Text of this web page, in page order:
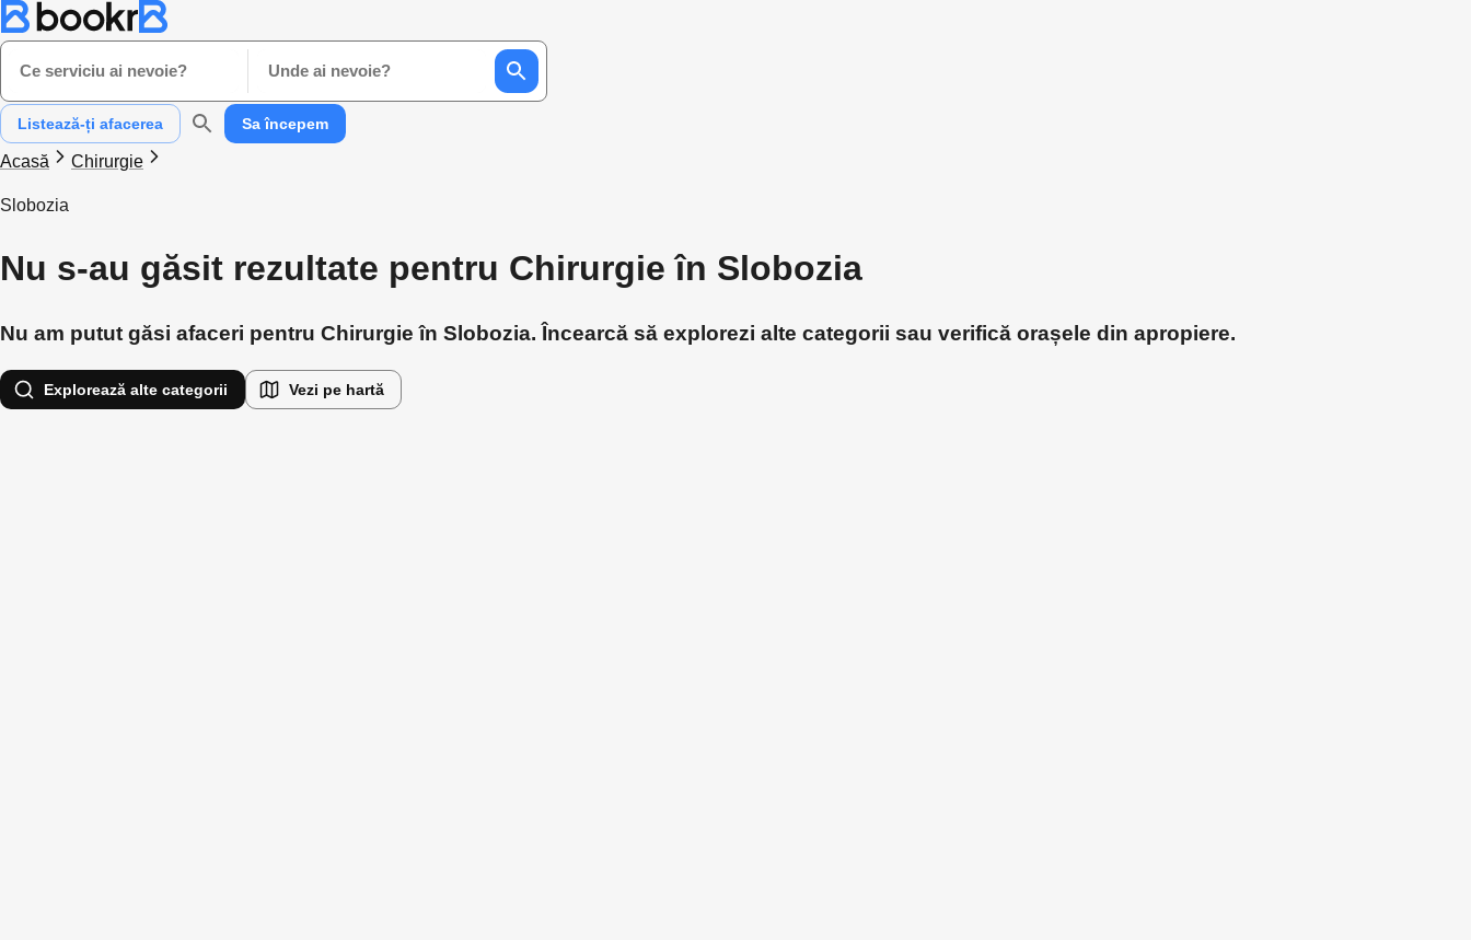
Ce serviciu ai nevoie? Unde ai nevoie?
Listează-ți afacerea Sa începem
Acasă Chirurgie
Slobozia
Nu s-au găsit rezultate pentru Chirurgie în Slobozia
Nu am putut găsi afaceri pentru Chirurgie în Slobozia. Încearcă să explorezi alte categorii sau verifică orașele din apropiere.
Explorează alte categorii Vezi pe hartă